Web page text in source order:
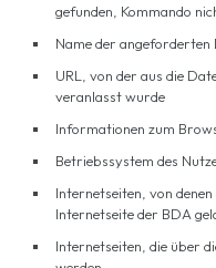
gefunden, Kommando
Name der angeforderten
URL, von der aus die
veranlasst wurde
Informationen zum
Betriebssystem des
Internetseiten, von
Internetseite der BDA
Internetseiten, die über